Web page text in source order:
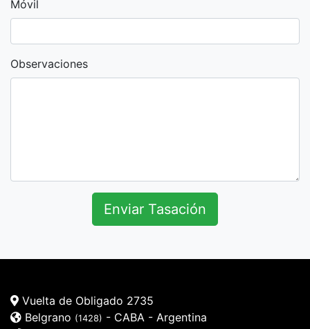
Móvil
Observaciones
Enviar Tasación
Vuelta de Obligado 2735
Belgrano (1428) - CABA - Argentina